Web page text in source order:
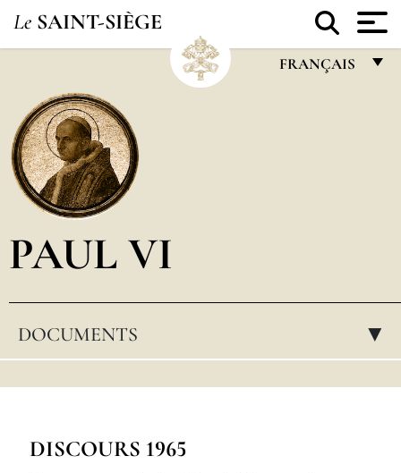
Le SAINT-SIÈGE
FRANÇAIS
POLSKI
PAUL VI
DOCUMENTS ▸
DISCOURS 1965